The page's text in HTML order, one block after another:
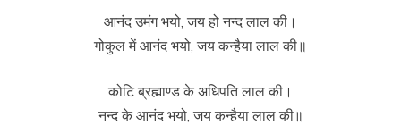
आनंद उमंग भयो, जय हो नन्द लाल की।
गोकुल में आनंद भयो, जय कन्हैया लाल की॥
कोटि ब्रह्माण्ड के अधिपति लाल की।
नन्द के आनंद भयो, जय कन्हैया लाल की॥